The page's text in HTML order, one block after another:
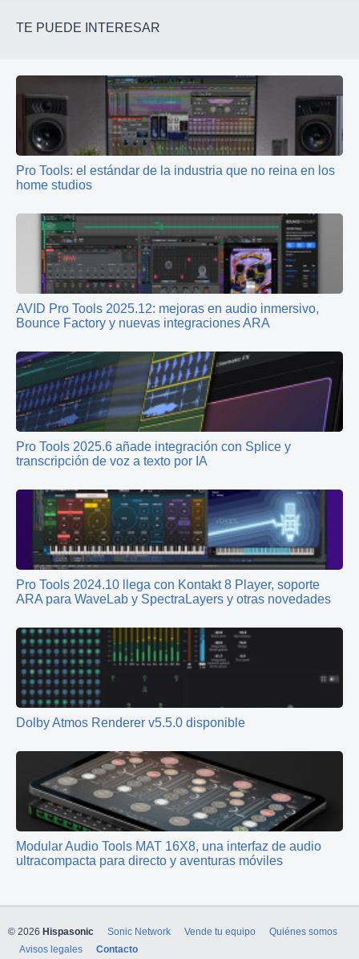
TE PUEDE INTERESAR
Pro Tools: el estándar de la industria que no reina en los
home studios
AVID Pro Tools 2025.12: mejoras en audio inmersivo,
Bounce Factory y nuevas integraciones ARA
Pro Tools 2025.6 añade integración con Splice y
transcripción de voz a texto por IA
Pro Tools 2024.10 llega con Kontakt 8 Player, soporte
ARA para WaveLab y SpectraLayers y otras novedades
Dolby Atmos Renderer v5.5.0 disponible
Modular Audio Tools MAT 16X8, una interfaz de audio
ultracompacta para directo y aventuras móviles
© 2026 Hispasonic Sonic Network Vende tu equipo
Quiénes somos
Avisos legales
Contacto